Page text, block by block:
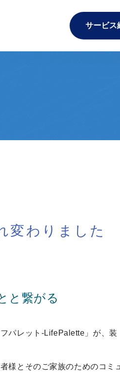
サービス
変わりました
と繋がる
パレット-LifePalette」が、装
様とそのご家族のためのコミュ